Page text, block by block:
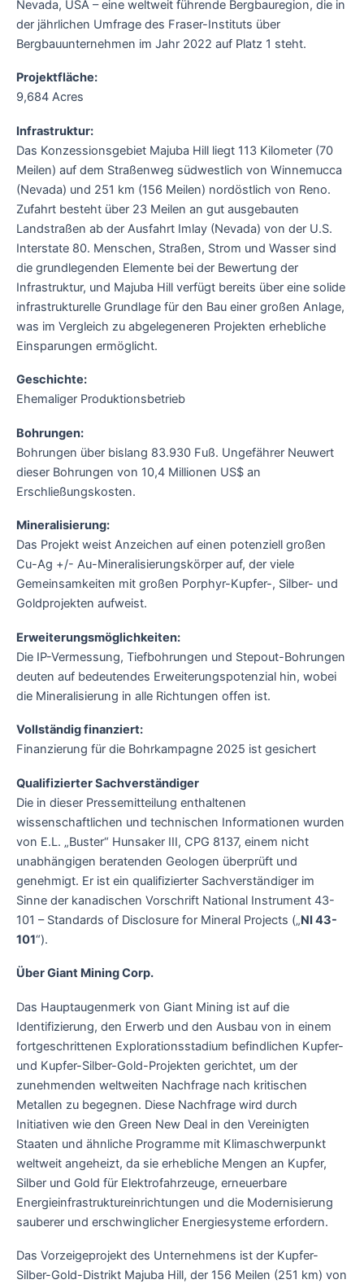
Nevada, USA – eine weltweit führende Bergbauregion, die in
der jährlichen Umfrage des Fraser-Instituts über
Bergbauunternehmen im Jahr 2022 auf Platz 1 steht.
Projektfläche:
9,684 Acres
Infrastruktur:
Das Konzessionsgebiet Majuba Hill liegt 113 Kilometer (70
Meilen) auf dem Straßenweg südwestlich von Winnemucca
(Nevada) und 251 km (156 Meilen) nordöstlich von Reno.
Zufahrt besteht über 23 Meilen an gut ausgebauten
Landstraßen ab der Ausfahrt Imlay (Nevada) von der U.S.
Interstate 80. Menschen, Straßen, Strom und Wasser sind
die grundlegenden Elemente bei der Bewertung der
Infrastruktur, und Majuba Hill verfügt bereits über eine solide
infrastrukturelle Grundlage für den Bau einer großen Anlage,
was im Vergleich zu abgelegeneren Projekten erhebliche
Einsparungen ermöglicht.
Geschichte:
Ehemaliger Produktionsbetrieb
Bohrungen:
Bohrungen über bislang 83.930 Fuß. Ungefährer Neuwert
dieser Bohrungen von 10,4 Millionen US$ an
Erschließungskosten.
Mineralisierung:
Das Projekt weist Anzeichen auf einen potenziell großen
Cu-Ag +/- Au-Mineralisierungskörper auf, der viele
Gemeinsamkeiten mit großen Porphyr-Kupfer-, Silber- und
Goldprojekten aufweist.
Erweiterungsmöglichkeiten:
Die IP-Vermessung, Tiefbohrungen und Stepout-Bohrungen
deuten auf bedeutendes Erweiterungspotenzial hin, wobei
die Mineralisierung in alle Richtungen offen ist.
Vollständig finanziert:
Finanzierung für die Bohrkampagne 2025 ist gesichert
Qualifizierter Sachverständiger
Die in dieser Pressemitteilung enthaltenen
wissenschaftlichen und technischen Informationen wurden
von E.L. „Buster“ Hunsaker III, CPG 8137, einem nicht
unabhängigen beratenden Geologen überprüft und
genehmigt. Er ist ein qualifizierter Sachverständiger im
Sinne der kanadischen Vorschrift National Instrument 43-
101 – Standards of Disclosure for Mineral Projects („NI 43-
101“).
Über Giant Mining Corp.
Das Hauptaugenmerk von Giant Mining ist auf die
Identifizierung, den Erwerb und den Ausbau von in einem
fortgeschrittenen Explorationsstadium befindlichen Kupfer-
und Kupfer-Silber-Gold-Projekten gerichtet, um der
zunehmenden weltweiten Nachfrage nach kritischen
Metallen zu begegnen. Diese Nachfrage wird durch
Initiativen wie den Green New Deal in den Vereinigten
Staaten und ähnliche Programme mit Klimaschwerpunkt
weltweit angeheizt, da sie erhebliche Mengen an Kupfer,
Silber und Gold für Elektrofahrzeuge, erneuerbare
Energieinfrastruktureinrichtungen und die Modernisierung
sauberer und erschwinglicher Energiesysteme erfordern.
Das Vorzeigeprojekt des Unternehmens ist der Kupfer-
Silber-Gold-Distrikt Majuba Hill, der 156 Meilen (251 km) von